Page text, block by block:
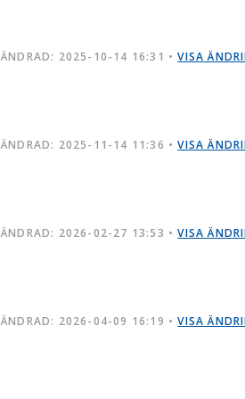
ÄNDRAD: 2025-10-14 16:31 •VISA
ÄNDRAD: 2025-11-14 11:36 •VISA
ÄNDRAD: 2026-02-27 13:53 •VISA
ÄNDRAD: 2026-04-09 16:19 •VISA